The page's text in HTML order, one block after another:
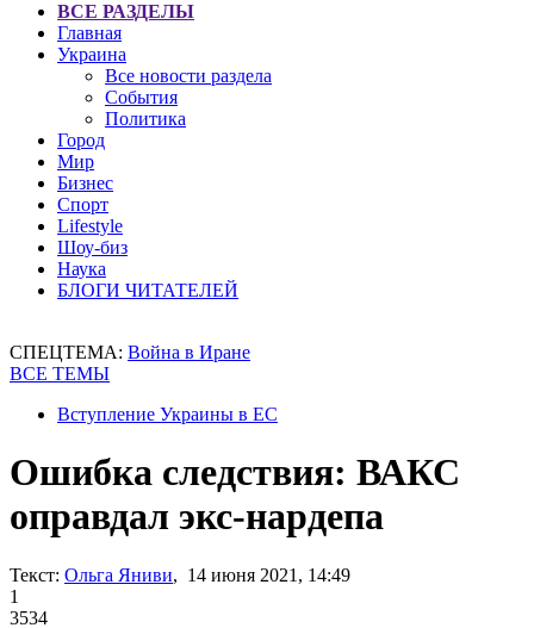
ВСЕ РАЗДЕЛЫ
Главная
Украина
Все новости раздела
События
Политика
Город
Мир
Бизнес
Спорт
Lifestyle
Шоу-биз
Наука
БЛОГИ ЧИТАТЕЛЕЙ
СПЕЦТЕМА: Война в Иране
ВСЕ ТЕМЫ
Вступление Украины в ЕС
Ошибка следствия: ВАКС
оправдал экс-нардепа
Текст: Ольга Яниви, 14 июня 2021, 14:49
1
3534